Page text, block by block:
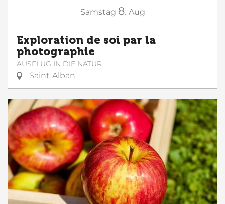
Samstag 8. Aug
Exploration de soi par la
photographie
AUSFLUG IN DIE NATUR
Saint-Alban